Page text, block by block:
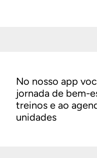
No nosso app
jornada de bem-
treinos e ao
unidades